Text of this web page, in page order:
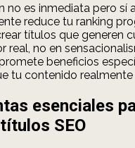
no es inmediata pero sí
reduce tu ranking
títulos que generen
real, no en
beneficios
tu contenido realmente
esenciales
SEO